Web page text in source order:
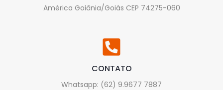
América Goiânia/Goiás CEP 74275-060
CONTATO
Whatsapp: (62) 9.9677 7887